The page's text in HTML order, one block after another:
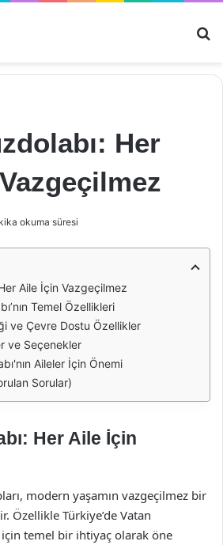
Her
okuma süresi
Aile İçin Vazgeçilmez
Temel Özellikleri
ve Çevre Dostu Özellikler
ve Seçenekler
Aileler İçin Önemi
Sorular)
Her Aile İçin
modern yaşamın vazgeçilmez bir
Özellikle Türkiye’de Vatan
temel bir ihtiyaç olarak öne